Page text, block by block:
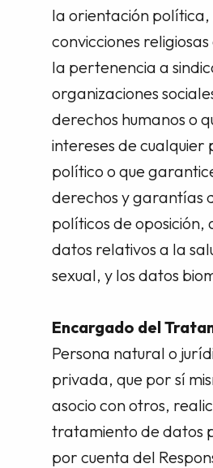
la orientación política,
convicciones
la pertenencia a
organizaciones
derechos humanos o
intereses de cualquier
político o que
derechos y garantías
políticos de oposición,
datos relativos a la
sexual, y los datos
Encargado del
Persona natural o
privada, que por sí
asocio con otros,
tratamiento de datos
por cuenta del